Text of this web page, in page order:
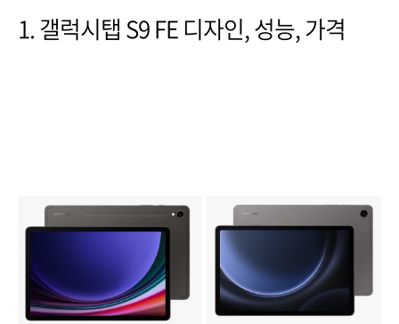
1. 갤럭시탭 S9 FE 디자인, 성능, 가격